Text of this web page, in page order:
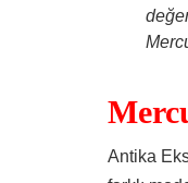
Antika